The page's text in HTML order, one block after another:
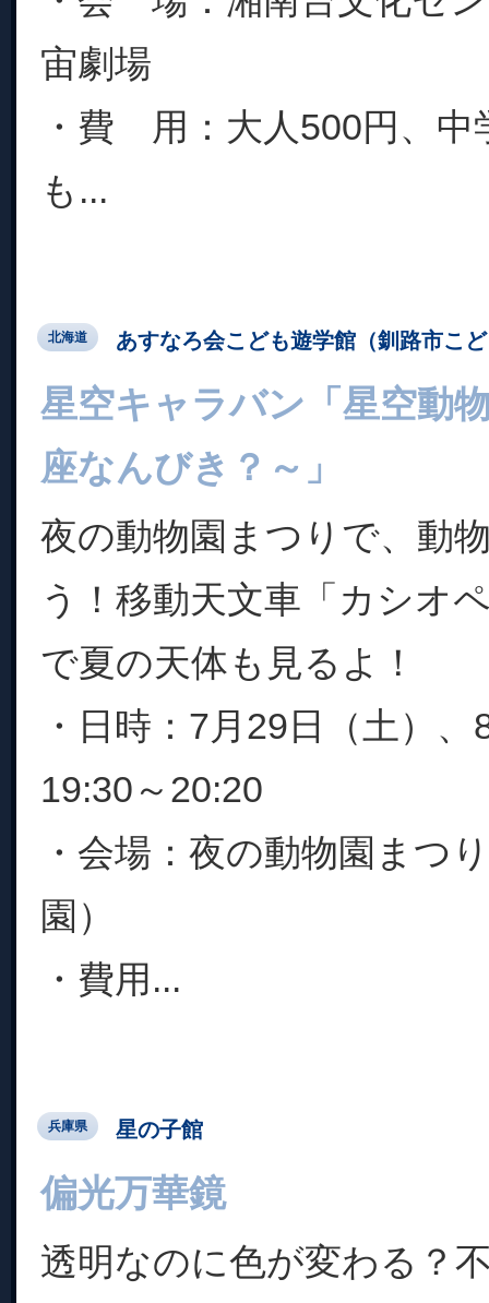
宙劇場
・費 用：大人500円、中
も...
北海道 あすなろ会こども遊学館（釧路市こ
星空キャラバン「星空動
座なんびき？～」
夜の動物園まつりで、動
う！移動天文車「カシオ
で夏の天体も見るよ！
・日時：7月29日（土）
19:30～20:20
・会場：夜の動物園まつ
園）
・費用...
兵庫県 星の子館
偏光万華鏡
透明なのに色が変わる？